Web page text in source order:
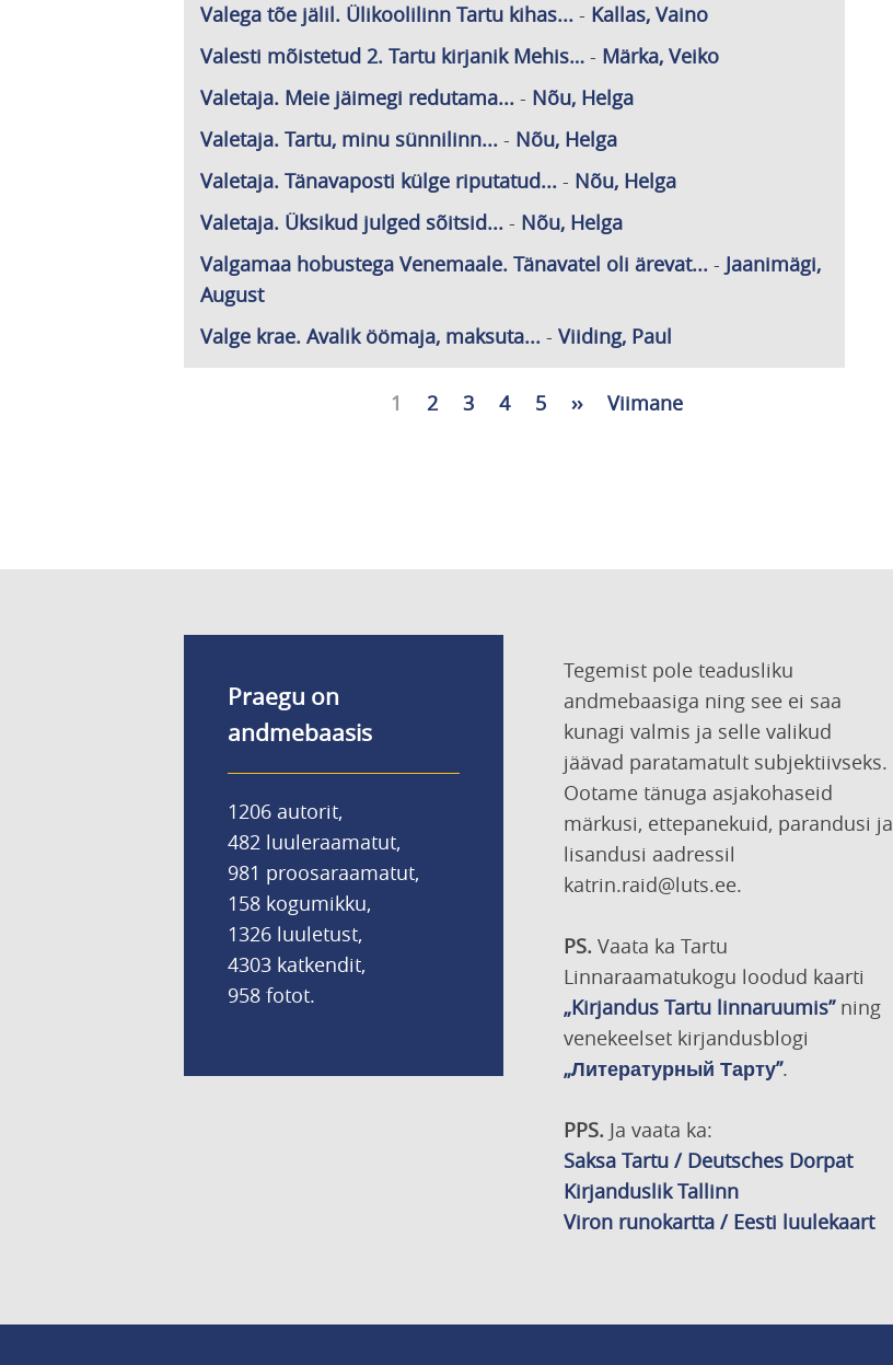
Valega tõe jälil. Ülikoolilinn Tartu kihas... - Kallas, Vaino
Valesti mõistetud 2. Tartu kirjanik Mehis… - Märka, Veiko
Valetaja. Meie jäimegi redutama... - Nõu, Helga
Valetaja. Tartu, minu sünnilinn... - Nõu, Helga
Valetaja. Tänavaposti külge riputatud... - Nõu, Helga
Valetaja. Üksikud julged sõitsid... - Nõu, Helga
Valgamaa hobustega Venemaale. Tänavatel oli ärevat... - Jaanimägi,
August
Valge krae. Avalik öömaja, maksuta... - Viiding, Paul
Eesolev
1 Lehekülg
2 Lehekülg
3 Lehekülg
4 Lehekülg
5
Järgmine
››
Viimane
Viimane
Praegu on
andmebaasis
1206 autorit,
482 luuleraamatut,
981 proosaraamatut,
158 kogumikku,
1326 luuletust,
4303 katkendit,
958 fotot.
Tegemist pole teadusliku
andmebaasiga ning see ei saa
kunagi valmis ja selle valikud
jäävad paratamatult subjektiivseks.
Ootame tänuga asjakohaseid
märkusi, ettepanekuid, parandusi ja
lisandusi aadressil
katrin.raid@luts.ee.
PS. Vaata ka Tartu
Linnaraamatukogu loodud kaarti
„Kirjandus Tartu linnaruumis”ning
venekeelset kirjandusblogi
„Литературный Тарту”.
PPS. Ja vaata ka:
Saksa Tartu / Deutsches Dorpat
Kirjanduslik Tallinn
Viron runokartta / Eesti luulekaart